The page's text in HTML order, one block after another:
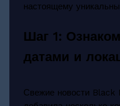
настоящему
Шаг 1:
датами и
Свежие новости Black